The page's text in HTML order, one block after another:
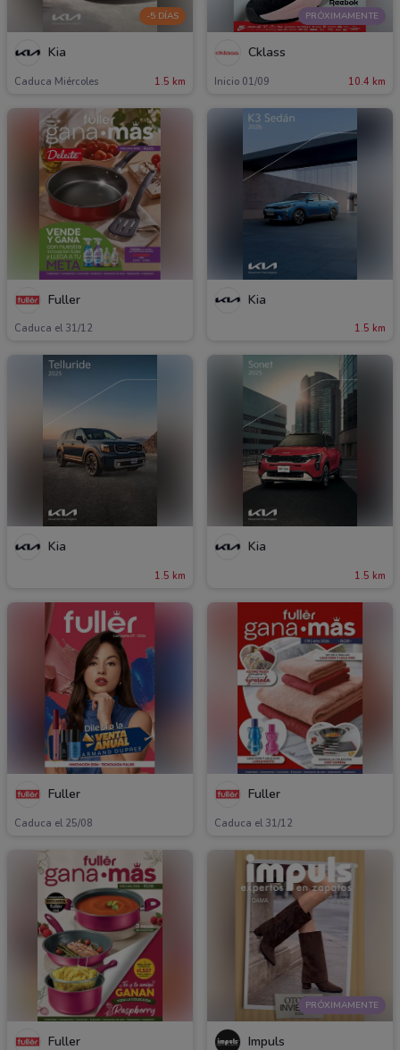
-5 DÍAS
Kia
Caduca Miércoles 1.5 km
PRÓXIMAMENTE
Cklass
Inicio 01/09 10.4 km
Fuller
Caduca el 31/12
Kia
1.5 km
Kia
1.5 km
Kia
1.5 km
Fuller
Caduca el 25/08
Fuller
Caduca el 31/12
Fuller
PRÓXIMAMENTE
Impuls